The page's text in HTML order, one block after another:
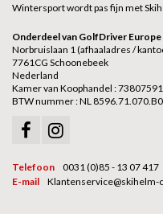
Wintersport wordt pas fijn met
Onderdeel van GolfDriver Europe
Norbruislaan 1 (afhaaladres /
7761CG Schoonebeek
Nederland
Kamer van Koophandel : 73807591
BTW nummer : NL
Telefoon
0031 (0)85 - 13 07 417
E-mail
Klantenservice@skihelm-